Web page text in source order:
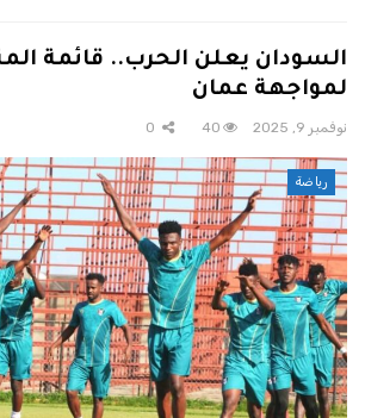
السودان يعلن الحرب.. قائمة
لمواجهة عمان
نوفمبر 9, 2025 40
رياضة